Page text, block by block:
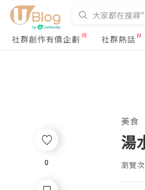
社群創作有價企劃
社群熱話
0
美食
湯
瀏覽
0